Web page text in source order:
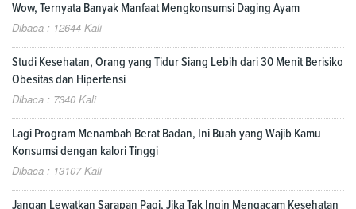
Wow, Ternyata Banyak Manfaat Mengkonsumsi Daging Ayam
Dibaca : 12644 Kali
Studi Kesehatan, Orang yang Tidur Siang Lebih dari 30 Menit Berisiko
Obesitas dan Hipertensi
Dibaca : 7340 Kali
Lagi Program Menambah Berat Badan, Ini Buah yang Wajib Kamu
Konsumsi dengan kalori Tinggi
Dibaca : 13107 Kali
Jangan Lewatkan Sarapan Pagi, Jika Tak Ingin Mengacam Kesehatan